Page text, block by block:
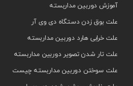
آموزش دوربین مداربسته
علت بوق زدن دستگاه دی وی آر
علت خرابی هارد دوربین مداربسته
علت تار شدن تصویر دوربین مداربسته
علت سوختن دوربین مداربسته چیست